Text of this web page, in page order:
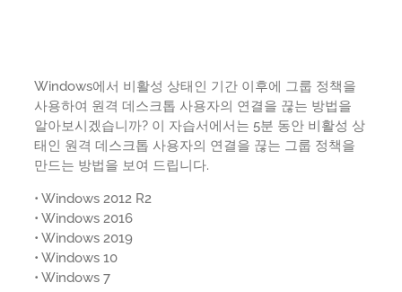
Windows에서 비활성 상태인 기간 이후에 그룹 정책을
사용하여 원격 데스크톱 사용자의 연결을 끊는 방법을
알아보시겠습니까? 이 자습서에서는 5분 동안 비활성 상
태인 원격 데스크톱 사용자의 연결을 끊는 그룹 정책을
만드는 방법을 보여 드립니다.
• Windows 2012 R2
• Windows 2016
• Windows 2019
• Windows 10
• Windows 7